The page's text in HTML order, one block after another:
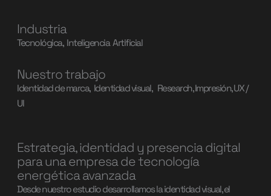
Industria
Tecnológica, Inteligencia Artificial
Nuestro trabajo
Identidad de marca, Identidad visual, Research, Impresión, UX /
UI
Estrategia, identidad y presencia digital
para una empresa de tecnología
energética avanzada
Desde nuestro estudio desarrollamos la identidad visual, el